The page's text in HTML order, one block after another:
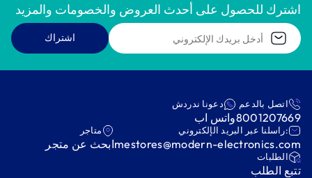
اشترك للحصول على أحدث العروض والخصومات والمزيد
اشتراك
اتصل بالدعم
8001207669
دعونا ندردش
واتس اب
:راسلنا عبر البريد الإلكتروني
mestores@modern-electronics.com
متاجر
ابحث عن متجر
‫الطلبات‬
‫تتبع الطلب‬